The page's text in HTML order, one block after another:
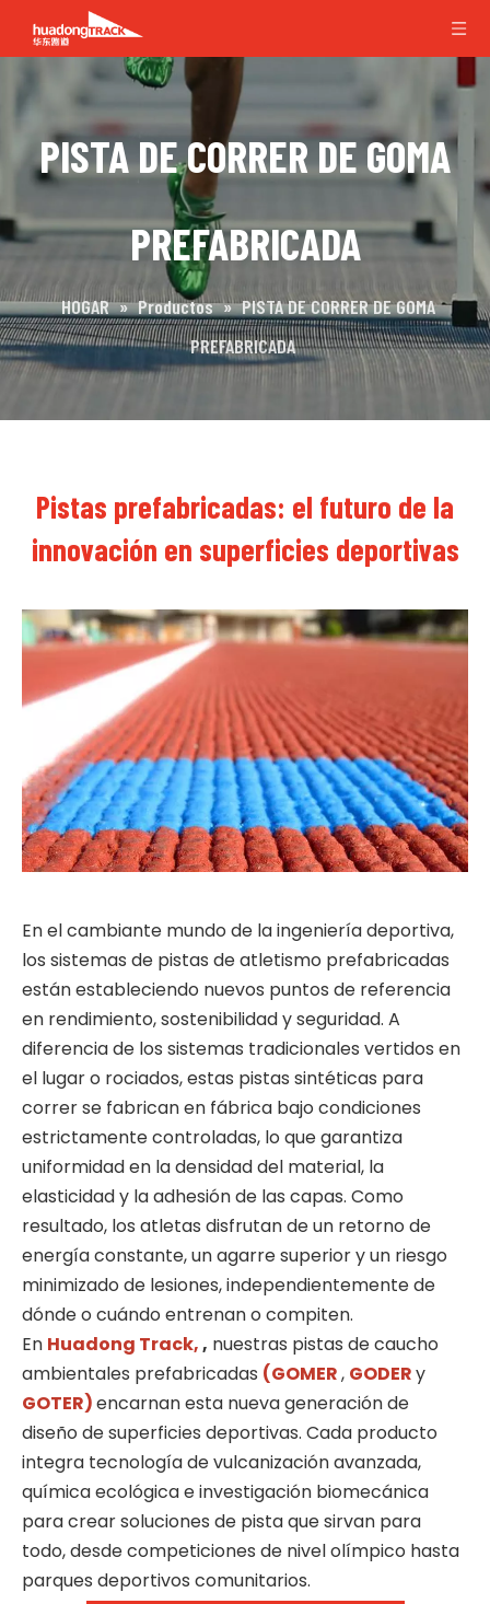
PISTA DE CORRER DE GOMA
PREFABRICADA
HOGAR » Productos » PISTA DE CORRER DE GOMA
PREFABRICADA
Pistas prefabricadas: el futuro de la
innovación en superficies deportivas
En el cambiante mundo de la ingeniería deportiva,
los sistemas de pistas de atletismo prefabricadas
están estableciendo nuevos puntos de referencia
en rendimiento, sostenibilidad y seguridad. A
diferencia de los sistemas tradicionales vertidos en
el lugar o rociados, estas pistas sintéticas para
correr se fabrican en fábrica bajo condiciones
estrictamente controladas, lo que garantiza
uniformidad en la densidad del material, la
elasticidad y la adhesión de las capas. Como
resultado, los atletas disfrutan de un retorno de
energía constante, un agarre superior y un riesgo
minimizado de lesiones, independientemente de
dónde o cuándo entrenan o compiten.
En Huadong Track,, nuestras pistas de caucho
ambientales prefabricadas (GOMER, GODERy
GOTER)encarnan esta nueva generación de
diseño de superficies deportivas. Cada producto
integra tecnología de vulcanización avanzada,
química ecológica e investigación biomecánica
para crear soluciones de pista que sirvan para
todo, desde competiciones de nivel olímpico hasta
parques deportivos comunitarios.